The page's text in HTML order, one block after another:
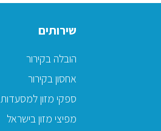
שירותים
הובלה בקירור
אחסון בקירור
ספקי מזון למסעדות
מפיצי מזון בישראל